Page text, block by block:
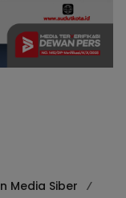
Media Siber